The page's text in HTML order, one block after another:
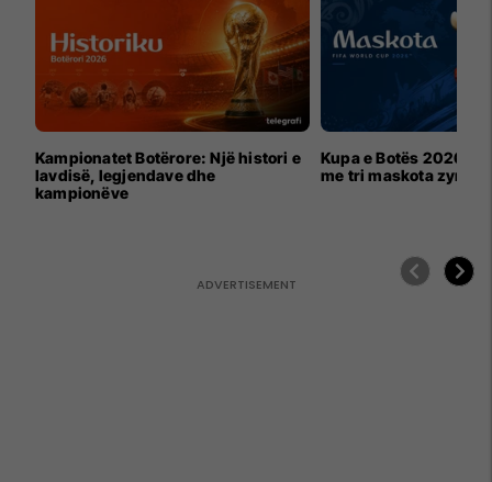
Kampionatet Botërore: Një histori e
lavdisë, legjendave dhe
kampionëve
Kupa e Botës 2026
me tri maskota zyrtare